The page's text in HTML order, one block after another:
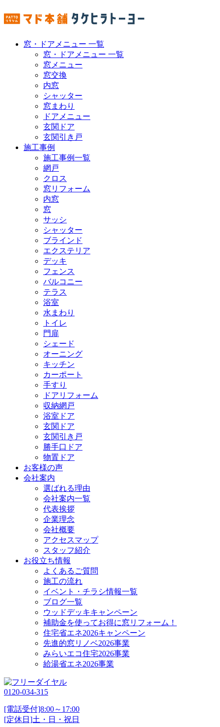
窓・ドアメニュー 一覧
窓・ドアメニュー 一覧
窓メニュー
窓交換
内窓
シャッター
窓まわり
ドアメニュー
玄関ドア
玄関引き戸
施工事例
施工事例一覧
網戸
クロス
窓リフォーム
内窓
窓
サッシ
シャッター
ブラインド
エクステリア
デッキ
フェンス
バルコニー
テラス
浴室
水まわり
トイレ
門扉
シェード
オーニング
キッチン
カーポート
手すり
ドアリフォーム
収納網戸
浴室ドア
玄関ドア
玄関引き戸
勝手口ドア
物置ドア
お客様の声
会社案内
選ばれる理由
会社案内一覧
代表挨拶
企業理念
会社概要
アクセスマップ
スタッフ紹介
お役立ち情報
よくあるご質問
施工の流れ
イベント・チラシ情報一覧
ブログ一覧
ウッドデッキキャンペーン
補助金を使ってお得に窓リフォーム！
住宅省エネ2026キャンペーン
先進的窓リノベ2026事業
みらいエコ住宅2026事業
給湯省エネ2026事業
0120-034-315
[電話受付]8:00～17:00
[定休日]土・日・祝日